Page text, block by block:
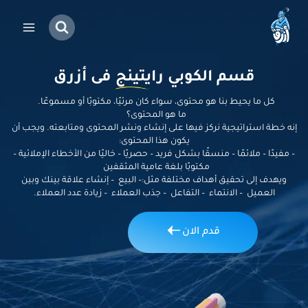
قسم الكوبي رايتينج فى أزرق
كل ما يحيط بنا هو محتوى، سواء كان مرئيًا، مكتوبًا أو مسموعًا.
ما هو المحتوى؟
إنه خطة استراتيجية نركز فيها على إنشاء ونشر المحتوى ومتابعته. ويجب أن
يكون هذا المحتوى:
– مفيدًا – ملائمًا – منسقًا بشكل فريد – حصريًا – خاليًا من الأخطاء الإملائية –
مكتوبًا بلغة عامية المثقفين
ويهدف إلى تحقيق أهداف مختلفة مثل:– البيع – إنشاء علاقة بينك وبين
العميل – الانتماء – التفاعل – جذب العملاء – زيادة عدد العملاء.
قدم الان
طـــــــــلـب تقديــــــــــــــــــــــم
الاسم بالكامل:
طـــــــــلـب تقديــــــــــــــــــــــم
الاسم بالكامل:
طـــــــــلـب تقديــــــــــــــــــــــم
الاسم بالكامل *